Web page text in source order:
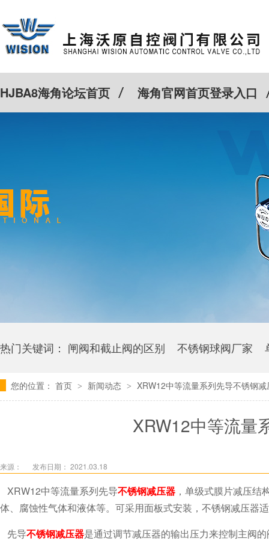
HJBA8海角论坛首页 海角官网首页登录入口
热门关键词： 闸阀和截止阀的区别 不锈钢球阀厂家
卫生级海角社区APP官网版多少钱
您的位置： 首页 > 新闻动态 > XRW12中等流量系列先导不锈钢减
XRW12中等流量
来源： 发布日期： 2021.03.18
XRW12中等流量系列先导不锈钢减压器 ，单级式膜片减压结
体、腐蚀性气体和液体等。可采用面板式安装，不锈钢减压器适
先导不锈钢减压器是通过调节减压器的输出压力来控制主阀的阀